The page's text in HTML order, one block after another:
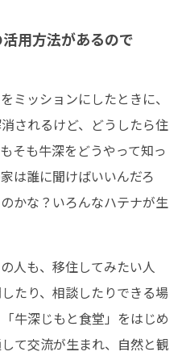
用方法があるので
ミッションにしたときに、
されるけど、どうしたら住
そも牛深をどうやって知っ
は誰に聞けばいいんだろ
かな？いろんなハテナが生
人も、移住してみたい人
たり、相談したりできる場
牛深じもと食堂」をはじめ
て交流が生まれ、自然と観